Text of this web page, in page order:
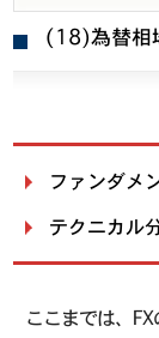
(18)為替相
ファンダメ
テクニカル
ここまでは、